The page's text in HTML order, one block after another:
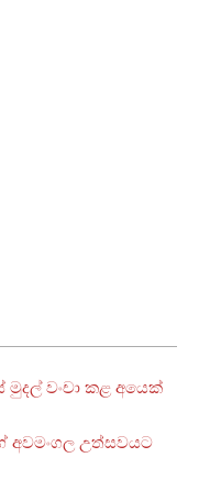
වංචා කළ අයෙක්
අවමංගල උත්සවයට